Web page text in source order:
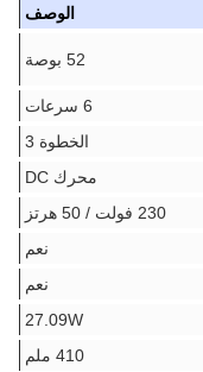
الوصف
52 بوصة
الخطوة 3
محرك DC
230 فولت / 50 هرتز
نعم
نعم
27.09W
410 ملم